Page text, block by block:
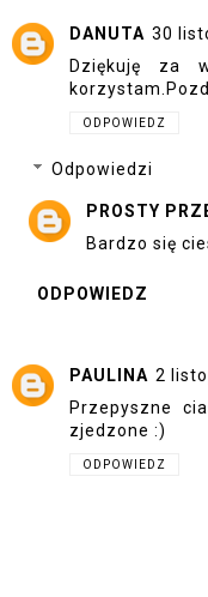
DANUTA 30
Dziękuję za
ODPOWIEDZ
Odpowiedzi
PROSTY
Bardzo się
ODPOWIEDZ
PAULINA 2
Przepyszne
zjedzone :)
ODPOWIEDZ